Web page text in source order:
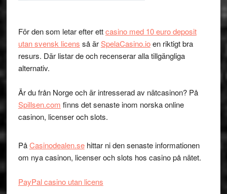
För den som letar efter ettcasino med 10 euro deposit
utan svensk licens så ärSpelaCasino.ioen riktigt bra
resurs. Där listar de och recenserar alla tillgängliga
alternativ.
Är du från Norge och är intresserad av nätcasinon? På
Spillsen.com finns det senaste inom norska online
casinon, licenser och slots.
PåCasinodealen.sehittar ni den senaste informationen
om nya casinon, licenser och slots hos casino på nätet.
PayPal casino utan licens